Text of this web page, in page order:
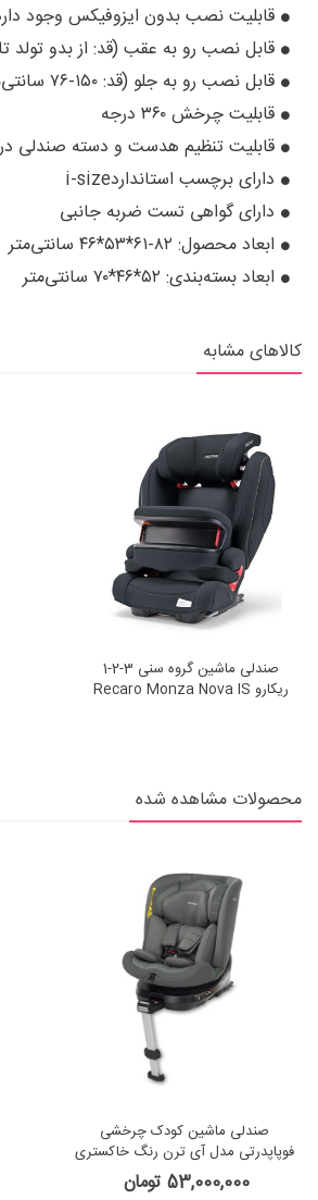
قابلیت نصب بدون ایزوفیکس وجود
قابل نصب رو به عقب (قد: از بدو تولد تا ۱۰۵ سانتی‌متر)
قابل نصب رو به جلو (قد: ۱۵۰-۷۶ سانتی‌متر)
قابلیت چرخش ۳۶۰ درجه
قابلیت تنظیم هدست و دسته صندلی
دارای برچسب استانداردi-size
دارای گواهی تست ضربه جانبی
ابعاد محصول: ۸۲-۶۱*۵۳*۴۶ سانتی‌متر
ابعاد بسته‌بندی: ۵۲*۴۶*۷۰ سانتی‌متر
کالاهای مشابه
صندلی ماشین گروه سنی 3-2-1
ریکارو Recaro Monza Nova IS
محصولات مشاهده شده
صندلی ماشین کودک چرخشی
فوپاپدرتی مدل آی ترن رنگ خاکستری
53,000,000 تومان